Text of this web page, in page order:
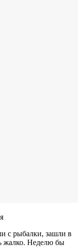
с рыбалки, зашли в
жалко. Неделю бы